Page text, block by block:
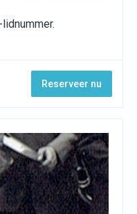
Reserveer nu